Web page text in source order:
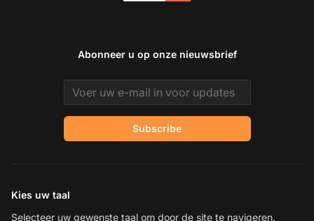
Abonneer u op onze nieuwsbrief
Email address
Subscribe
Kies uw taal
Selecteer uw gewenste taal om door de site te navigeren.